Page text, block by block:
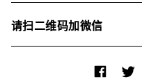
关于我们
请扫二维码加微信
Facebook